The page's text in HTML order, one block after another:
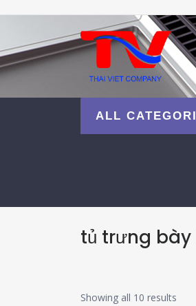
ALL
tủ trưng bày
Showing all 10 results